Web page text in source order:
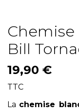
Bill
19,90 €
TTC
La chemise